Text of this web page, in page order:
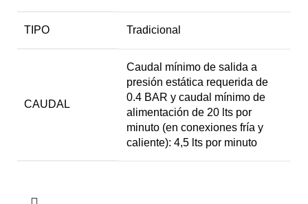
TIPO Tradicional
CAUDAL
Caudal mínimo de salida a
presión estática requerida de
0.4 BAR y caudal mínimo de
alimentación de 20 lts por
minuto (en conexiones fría y
caliente): 4,5 lts por minuto